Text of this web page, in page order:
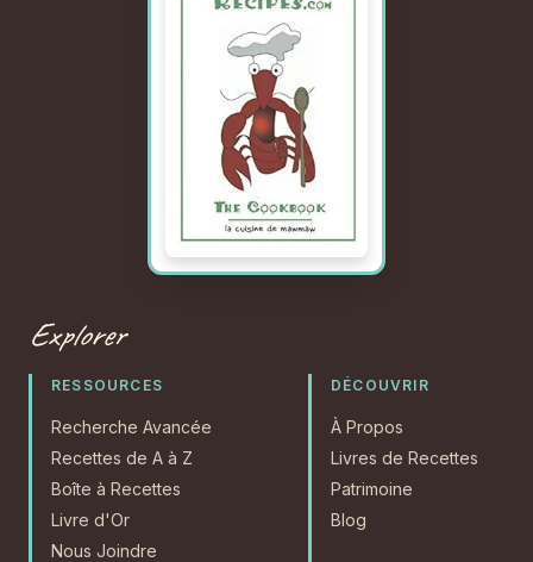
Explorer
RESSOURCES
Recherche Avancée
Recettes de A à Z
Boîte à Recettes
Livre d'Or
Nous Joindre
DÉCOUVRIR
À Propos
Livres de Recettes
Patrimoine
Blog